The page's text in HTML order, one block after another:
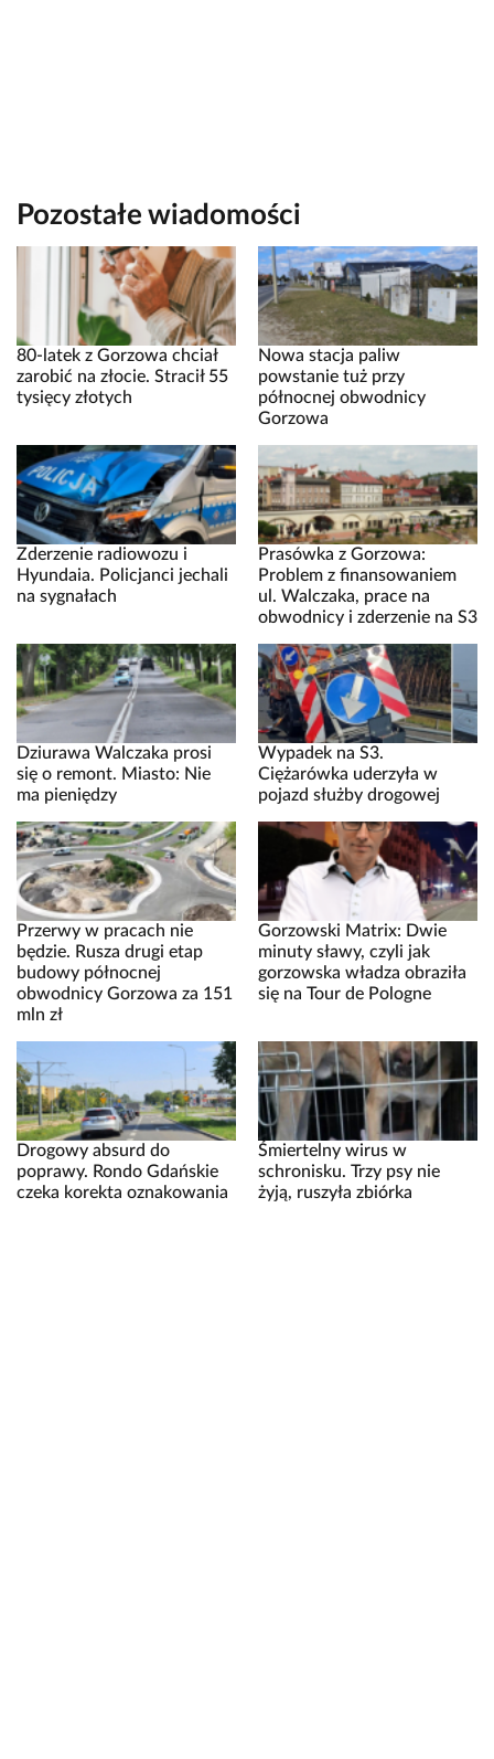
Pozostałe wiadomości
80-latek z Gorzowa chciał
zarobić na złocie. Stracił 55
tysięcy złotych
Nowa stacja paliw
powstanie tuż przy
północnej obwodnicy
Gorzowa
Zderzenie radiowozu i
Hyundaia. Policjanci jechali
na sygnałach
Prasówka z Gorzowa:
Problem z finansowaniem
ul. Walczaka, prace na
obwodnicy i zderzenie na S3
Dziurawa Walczaka prosi
się o remont. Miasto: Nie
ma pieniędzy
Wypadek na S3.
Ciężarówka uderzyła w
pojazd służby drogowej
Przerwy w pracach nie
będzie. Rusza drugi etap
budowy północnej
obwodnicy Gorzowa za 151
mln zł
Gorzowski Matrix: Dwie
minuty sławy, czyli jak
gorzowska władza obraziła
się na Tour de Pologne
Drogowy absurd do
poprawy. Rondo Gdańskie
czeka korekta oznakowania
Śmiertelny wirus w
schronisku. Trzy psy nie
żyją, ruszyła zbiórka